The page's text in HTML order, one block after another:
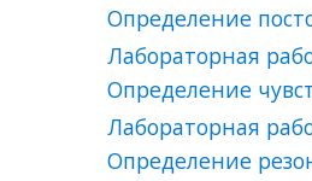
Определение
Лабораторная
Определение
Лабораторная
Определение